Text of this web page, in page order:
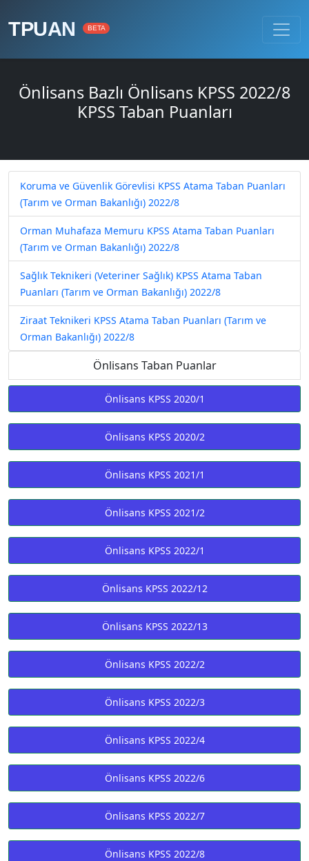
TPUAN BETA
Önlisans Bazlı Önlisans KPSS 2022/8
KPSS Taban Puanları
Koruma ve Güvenlik Görevlisi KPSS Atama Taban Puanları
(Tarım ve Orman Bakanlığı) 2022/8
Orman Muhafaza Memuru KPSS Atama Taban Puanları
(Tarım ve Orman Bakanlığı) 2022/8
Sağlık Teknikeri (Veteriner Sağlık) KPSS Atama Taban
Puanları (Tarım ve Orman Bakanlığı) 2022/8
Ziraat Teknikeri KPSS Atama Taban Puanları (Tarım ve
Orman Bakanlığı) 2022/8
Önlisans Taban Puanlar
Önlisans KPSS 2020/1
Önlisans KPSS 2020/2
Önlisans KPSS 2021/1
Önlisans KPSS 2021/2
Önlisans KPSS 2022/1
Önlisans KPSS 2022/12
Önlisans KPSS 2022/13
Önlisans KPSS 2022/2
Önlisans KPSS 2022/3
Önlisans KPSS 2022/4
Önlisans KPSS 2022/6
Önlisans KPSS 2022/7
Önlisans KPSS 2022/8